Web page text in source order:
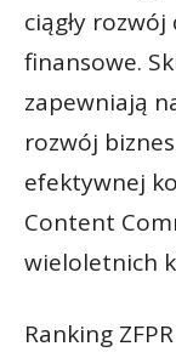
ciągły
finansowe.
zapewniają
rozwój
efektywnej
Content
wieloletnich
Ranking